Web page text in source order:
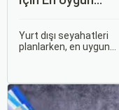
Yurt dışı seyahatleri
planlarken, en uygun
daha keyifli bir tatil
geçirmenizi sağlar. Bu